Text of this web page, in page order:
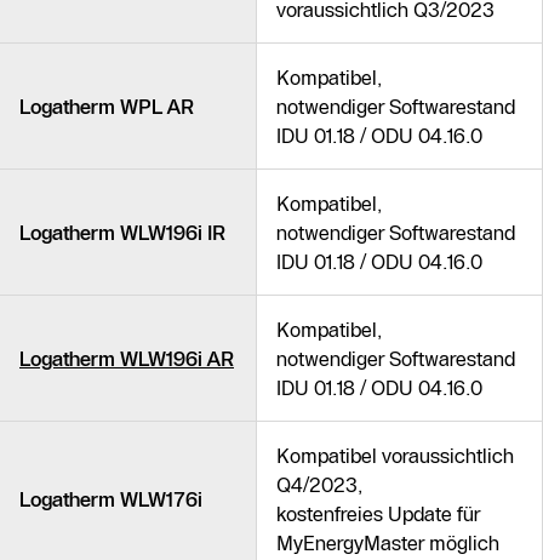
voraussichtlich Q3/2023
Logatherm WPL AR
Kompatibel,
notwendiger Softwarestand
IDU 01.18 / ODU 04.16.0
Logatherm WLW196i IR
Kompatibel,
notwendiger Softwarestand
IDU 01.18 / ODU 04.16.0
Logatherm WLW196i AR
Kompatibel,
notwendiger Softwarestand
IDU 01.18 / ODU 04.16.0
Logatherm WLW176i
Kompatibel voraussichtlich
Q4/2023,
kostenfreies Update für
MyEnergyMaster möglich